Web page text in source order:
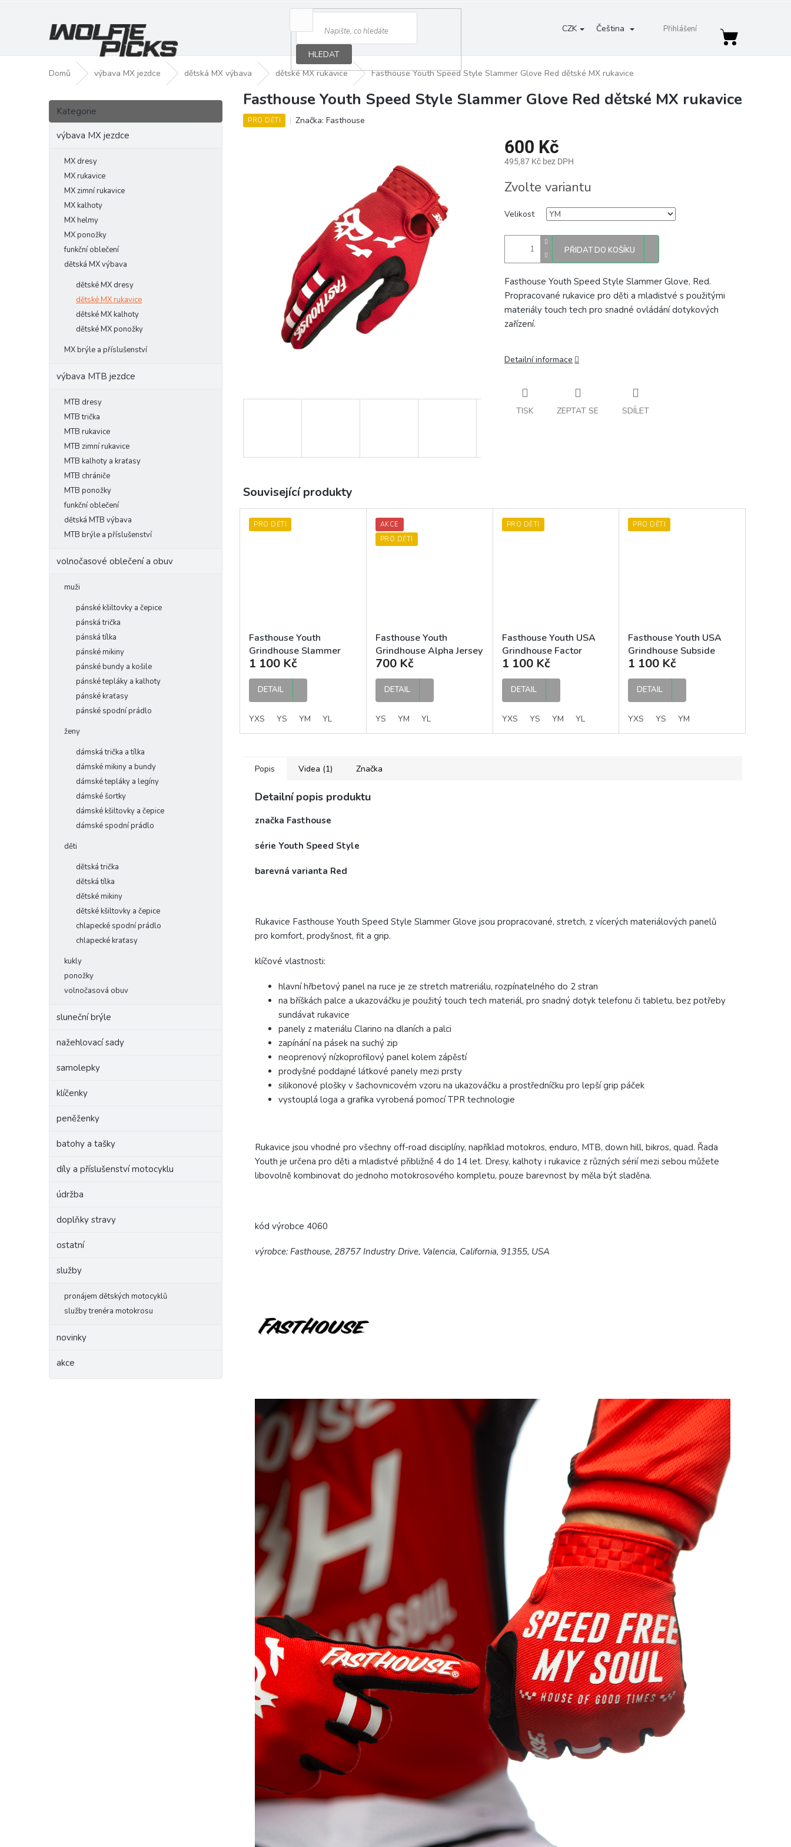
CZK Čeština Přihlášení
HLEDAT
Nákupní
Domů výbava MX jezdce dětská MX výbava dětské MX rukavice Fasthouse Youth Speed Style Slammer Glove Red dětské MX rukavice
P
s
Přeskočit
kategorie
Kategorie
výbava MX jezdce
MX dresy
MX rukavice
MX zimní rukavice
MX kalhoty
MX helmy
MX ponožky
funkční oblečení
dětská MX výbava
dětské MX dresy
dětské MX rukavice
dětské MX kalhoty
dětské MX ponožky
MX brýle a příslušenství
výbava MTB jezdce
MTB dresy
MTB trička
MTB rukavice
MTB zimní rukavice
MTB kalhoty a kraťasy
MTB chrániče
MTB ponožky
funkční oblečení
dětská MTB výbava
MTB brýle a příslušenství
volnočasové oblečení a obuv
muži
pánské kšiltovky a čepice
pánská trička
pánská tílka
pánské mikiny
pánské bundy a košile
pánské tepláky a kalhoty
pánské kraťasy
pánské spodní prádlo
ženy
dámská trička a tílka
dámské mikiny a bundy
dámské tepláky a legíny
dámské šortky
dámské kšiltovky a čepice
dámské spodní prádlo
děti
dětská trička
dětská tílka
dětské mikiny
dětské kšiltovky a čepice
chlapecké spodní prádlo
chlapecké kraťasy
kukly
ponožky
volnočasová obuv
sluneční brýle
nažehlovací sady
samolepky
klíčenky
peněženky
batohy a tašky
díly a příslušenství motocyklu
údržba
doplňky stravy
ostatní
služby
pronájem dětských motocyklů
služby trenéra motokrosu
novinky
akce
Fasthouse Youth Speed Style Slammer Glove Red dětské MX rukavice
PRO DĚTI Značka: Fasthouse
600 Kč
495,87 Kč bez DPH
cena:
Zvolte variantu
Velikost
PŘIDAT DO KOŠÍKU
Fasthouse Youth Speed Style Slammer Glove, Red.
Propracované rukavice pro děti a mladistvé s použitými
materiály touch tech pro snadné ovládání dotykových
zařízení.
Detailní informace
TISK ZEPTAT SE SDÍLET
Související produkty
PRO DĚTI
Fasthouse Youth
Grindhouse Slammer
Jersey Red Black dětský
MX dres
1 100 Kč
DETAIL
YXS YS YM YL
AKCE
PRO DĚTI
Fasthouse Youth
Grindhouse Alpha Jersey
Red Black dětský MX
dres
700 Kč
DETAIL
YS YM YL
PRO DĚTI
Fasthouse Youth USA
Grindhouse Factor
Jersey White Black
dětský MX dres
1 100 Kč
DETAIL
YXS YS YM YL
PRO DĚTI
Fasthouse Youth USA
Grindhouse Subside
Jersey Red dětský MX
dres
1 100 Kč
DETAIL
YXS YS YM
Popis Videa (1) Značka
Detailní popis produktu
značka Fasthouse
série Youth Speed Style
barevná varianta Red
Rukavice Fasthouse Youth Speed Style Slammer Glove jsou propracované, stretch, z vícerých materiálových panelů
pro komfort, prodyšnost, fit a grip.
klíčové vlastnosti:
hlavní hřbetový panel na ruce je ze stretch matreriálu, rozpínatelného do 2 stran
na bříškách palce a ukazováčku je použitý touch tech materiál, pro snadný dotyk telefonu či tabletu, bez potřeby
sundávat rukavice
panely z materiálu Clarino na dlaních a palci
zapínání na pásek na suchý zip
neoprenový nízkoprofilový panel kolem zápěstí
prodyšné poddajné látkové panely mezi prsty
silikonové plošky v šachovnicovém vzoru na ukazováčku a prostředníčku pro lepší grip páček
vystouplá loga a grafika vyrobená pomocí TPR technologie
Rukavice jsou vhodné pro všechny off-road disciplíny, například motokros, enduro, MTB, down hill, bikros, quad. Řada
Youth je určena pro děti a mladistvé přibližně 4 do 14 let. Dresy, kalhoty i rukavice z různých sérií mezi sebou můžete
libovolně kombinovat do jednoho motokrosového kompletu, pouze barevnost by měla být sladěna.
kód výrobce 4060
výrobce: Fasthouse, 28757 Industry Drive, Valencia, California, 91355, USA